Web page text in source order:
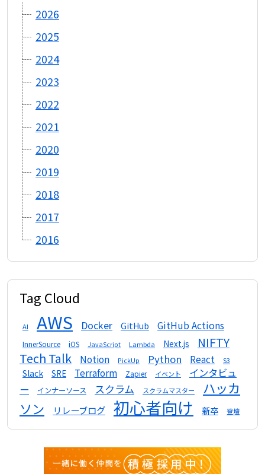
2026
2025
2024
2023
2022
2021
2020
2019
2018
2017
2016
Tag Cloud
AI AWS Docker GitHub GitHub Actions
InnerSource iOS JavaScript Lambda Next.js
NIFTY
Tech Talk
Notion PickUp Python React S3
Slack SRE Terraform Zapier イベント
インタビュ
ー
インナーソース スクラム スクラムマスター
ハッカ
ソン
リレーブログ 初心者向け 新卒 登壇